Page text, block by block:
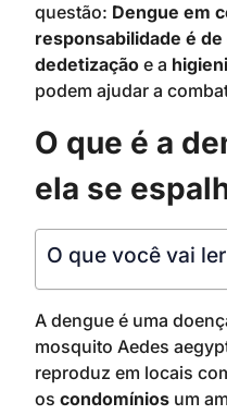
questão: Dengue em
responsabilidade é de
dedetização e a
podem ajudar a
O que é a
ela se
O que você vai ler
A dengue é uma
mosquito Aedes
reproduz em locais
os condomínios um